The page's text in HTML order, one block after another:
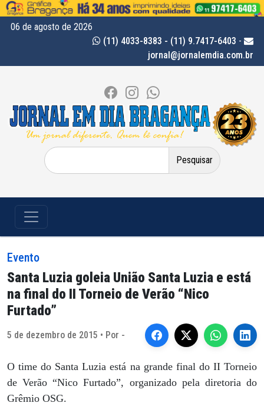
06 de agosto de 2026
(11) 4033-8383 - (11) 9.7417-6403 -
jornal@jornalemdia.com.br
Pesquisar
por:
Evento
Santa Luzia goleia União Santa Luzia e está
na final do II Torneio de Verão “Nico
Furtado”
5 de dezembro de 2015 • Por -
O time do Santa Luzia está na grande final do II Torneio
de Verão “Nico Furtado”, organizado pela diretoria do
Grêmio OSG.